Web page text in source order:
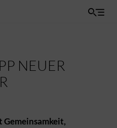
NEUER
Gemeinsamkeit,